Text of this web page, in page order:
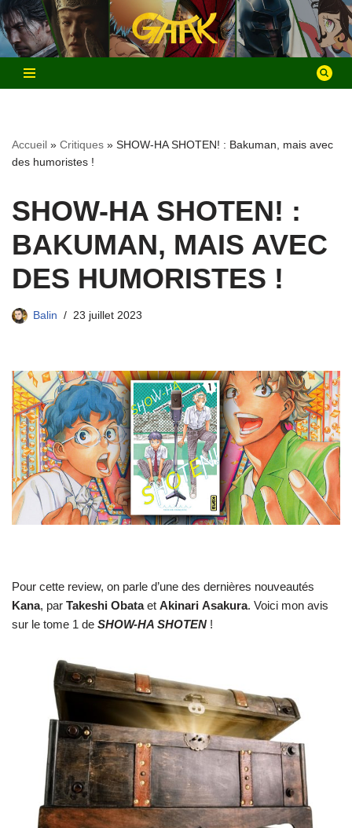
Aller
au
contenu
Accueil » Critiques » SHOW-HA SHOTEN! : Bakuman, mais avec
des humoristes !
SHOW-HA SHOTEN! :
BAKUMAN, MAIS AVEC
DES HUMORISTES !
Balin 23 juillet 2023
Pour cette review, on parle d’une des dernières nouveautés
Kana, par Takeshi Obataet Akinari Asakura. Voici mon avis
sur le tome 1 de SHOW-HA SHOTEN !